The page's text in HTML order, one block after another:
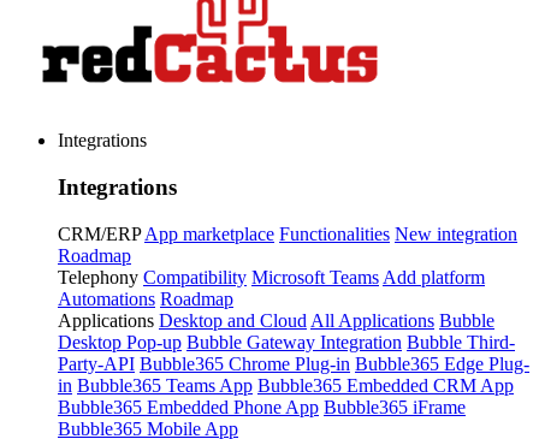
Integrations
Integrations
CRM/ERP App marketplace Functionalities New integration
Roadmap
Telephony Compatibility Microsoft Teams Add platform
Automations Roadmap
Applications Desktop and Cloud All Applications Bubble
Desktop Pop-up Bubble Gateway Integration Bubble Third-
Party-API Bubble365 Chrome Plug-in Bubble365 Edge Plug-
in Bubble365 Teams App Bubble365 Embedded CRM App
Bubble365 Embedded Phone App Bubble365 iFrame
Bubble365 Mobile App